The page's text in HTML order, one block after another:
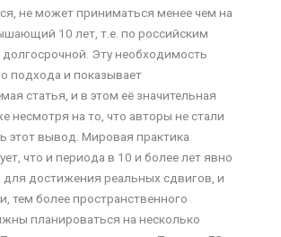
не может приниматься менее чем на
10 лет, т.е. по российским
Эту необходимость
подхода и показывает
статья, и в этом её значительная
несмотря на то, что авторы не стали
этот вывод. Мировая практика
что и периода в 10 и более лет явно
для достижения реальных сдвигов, и
тем более пространственного
планироваться на несколько